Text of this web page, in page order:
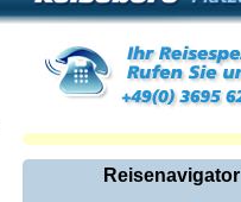
Reisenavigator